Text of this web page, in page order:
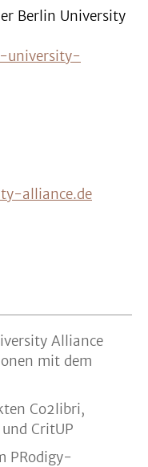
Berlin University
university-
alliance.de
Alliance
mit dem
Co2libri,
CritUP
PRodigy-